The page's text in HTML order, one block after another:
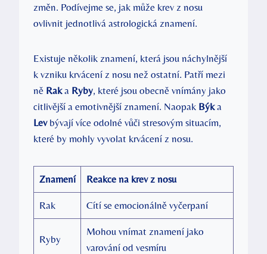
změn. Podívejme se, jak může krev z nosu
ovlivnit jednotlivá astrologická znamení.
Existuje několik znamení, která jsou náchylnější
k vzniku krvácení z nosu než ostatní. Patří mezi
ně Raka Ryby, které jsou obecně vnímány jako
citlivější a emotivnější znamení. Naopak Býka
Levbývají více odolné vůči stresovým situacím,
které by mohly vyvolat krvácení z nosu.
Znamení Reakce na krev z nosu
Rak Cítí se emocionálně vyčerpaní
Ryby
Mohou vnímat znamení jako
varování od vesmíru